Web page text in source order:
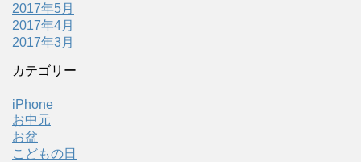
2017年5月
2017年4月
2017年3月
カテゴリー
iPhone
お中元
お盆
こどもの日